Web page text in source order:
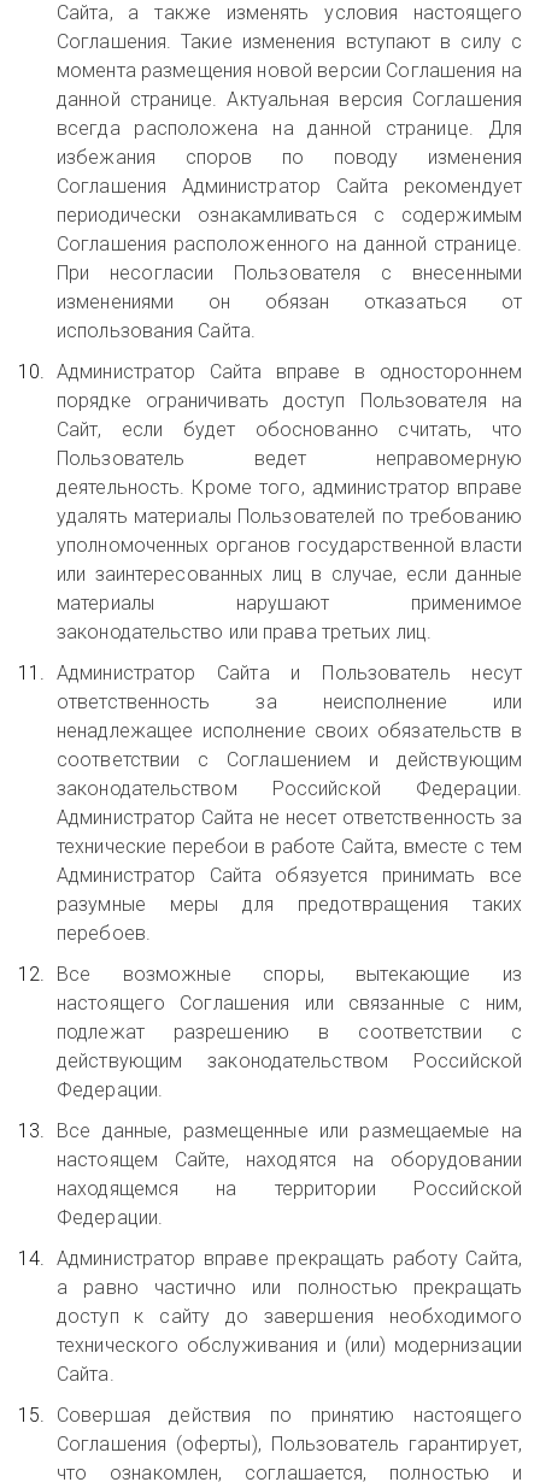
Сайта, а также изменять условия настоящего
Соглашения. Такие изменения вступают в силу с
момента размещения новой версии Соглашения на
данной странице. Актуальная версия Соглашения
всегда расположена на данной странице. Для
избежания споров по поводу изменения
Соглашения Администратор Сайта рекомендует
периодически ознакамливаться с содержимым
Соглашения расположенного на данной странице.
При несогласии Пользователя с внесенными
изменениями он обязан отказаться от
использования Сайта.
Администратор Сайта вправе в одностороннем
порядке ограничивать доступ Пользователя на
Сайт, если будет обоснованно считать, что
Пользователь ведет неправомерную
деятельность. Кроме того, администратор вправе
удалять материалы Пользователей по требованию
уполномоченных органов государственной власти
или заинтересованных лиц в случае, если данные
материалы нарушают применимое
законодательство или права третьих лиц.
Администратор Сайта и Пользователь несут
ответственность за неисполнение или
ненадлежащее исполнение своих обязательств в
соответствии с Соглашением и действующим
законодательством Российской Федерации.
Администратор Сайта не несет ответственность за
технические перебои в работе Сайта, вместе с тем
Администратор Сайта обязуется принимать все
разумные меры для предотвращения таких
перебоев.
Все возможные споры, вытекающие из
настоящего Соглашения или связанные с ним,
подлежат разрешению в соответствии с
действующим законодательством Российской
Федерации.
Все данные, размещенные или размещаемые на
настоящем Сайте, находятся на оборудовании
находящемся на территории Российской
Федерации.
Администратор вправе прекращать работу Сайта,
а равно частично или полностью прекращать
доступ к сайту до завершения необходимого
технического обслуживания и (или) модернизации
Сайта.
Совершая действия по принятию настоящего
Соглашения (оферты), Пользователь гарантирует,
что ознакомлен, соглашается, полностью и